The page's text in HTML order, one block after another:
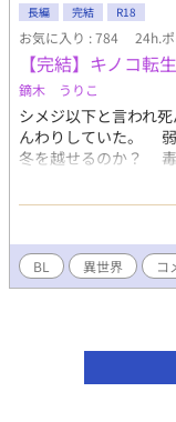
id=fcdb8998a698847f
長編 完結 R18
お気に入り : 784 24h.
【完結】キノコ転
鏑木 うりこ
シメジ以下と言われ
んわりしていた。 弱
冬を越せるのか？ 毒
ます。少しサイコな
いです。 設定もゆる
ません。 キノコだけ
きました。作者は疲
ていたのでタグ変え
とは誰が予想したで
の子》推し会に小話
⇒https://
BL 異世界 コ